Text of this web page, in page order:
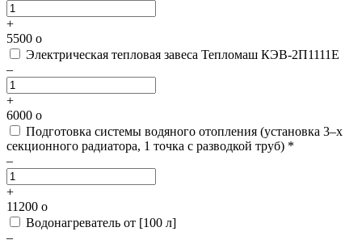
+
5500 o
Электрическая тепловая завеса Тепломаш КЭВ-2П1111Е
–
+
6000 o
Подготовка системы водяного отопления (установка 3–х
секционного радиатора, 1 точка с разводкой труб) *
–
+
11200 o
Водонагреватель от [100 л]
–